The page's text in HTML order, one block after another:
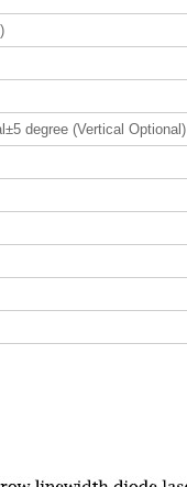
degree (Vertical Optional)